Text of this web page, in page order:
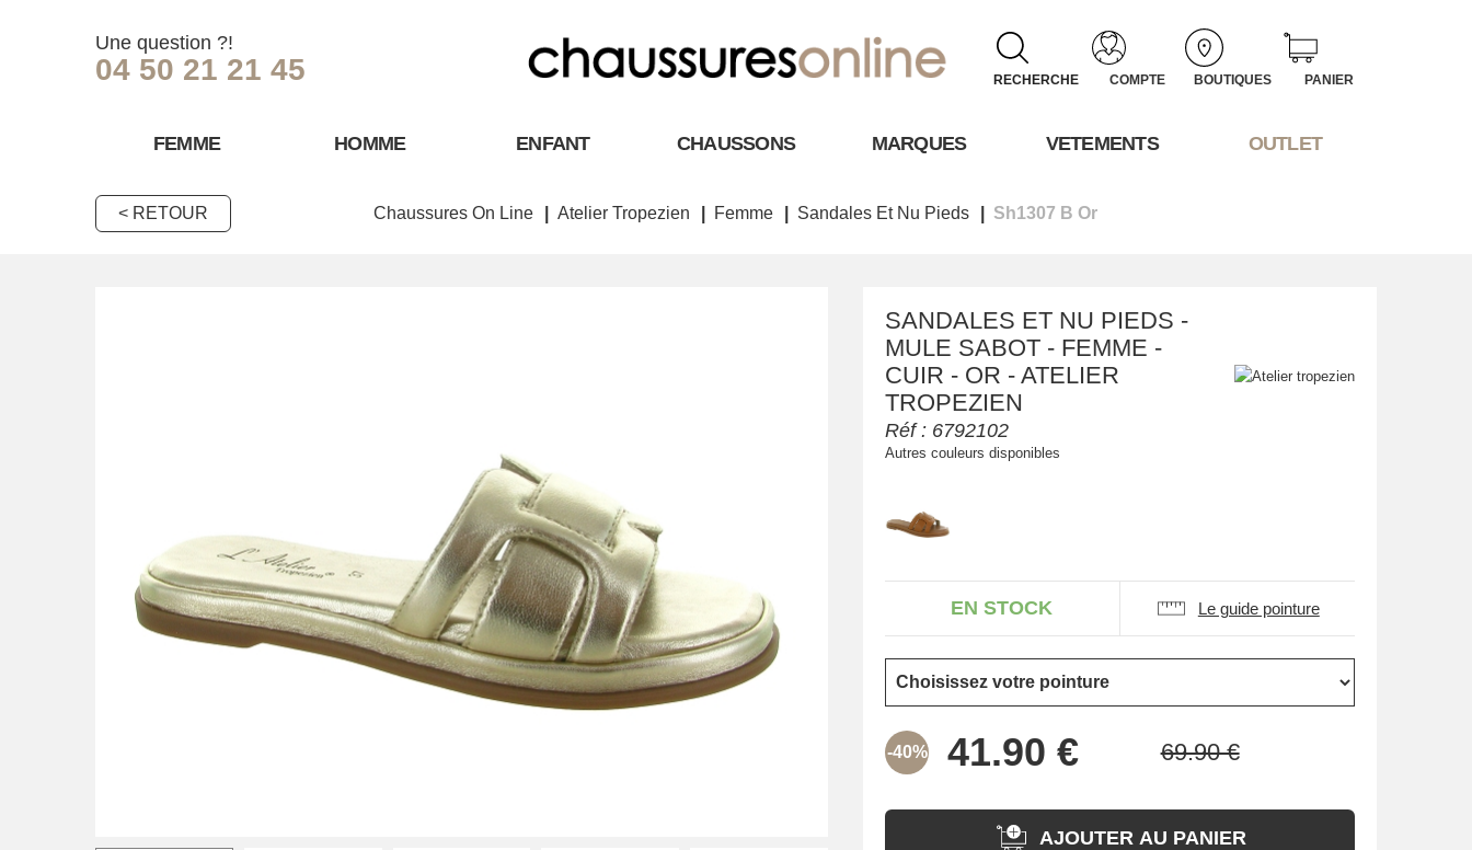
Une question ?!
04 50 21 21 45 RECHERCHE COMPTE BOUTIQUES PANIER
FEMME HOMME ENFANT CHAUSSONS MARQUES VETEMENTS OUTLET
< RETOUR Chaussures On Line Atelier Tropezien Femme Sandales Et Nu Pieds Sh1307 B Or
SANDALES ET NU PIEDS -
MULE SABOT - FEMME -
CUIR - OR - ATELIER
TROPEZIEN
Réf : 6792102
Autres couleurs disponibles
EN STOCK Le guide pointure
-40%
AJOUTER AU PANIER